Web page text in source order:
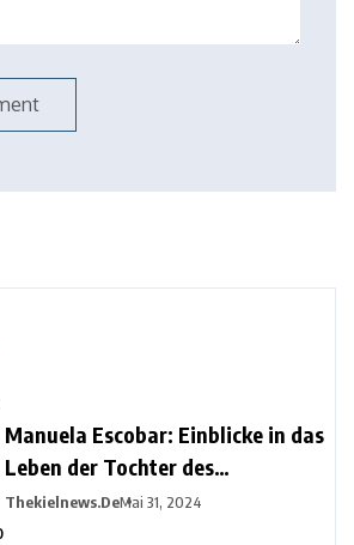
Manuela Escobar: Einblicke in das
Leben der Tochter des
berüchtigten Drogenbarons Pablo
Thekielnews.deMai 31, 2024